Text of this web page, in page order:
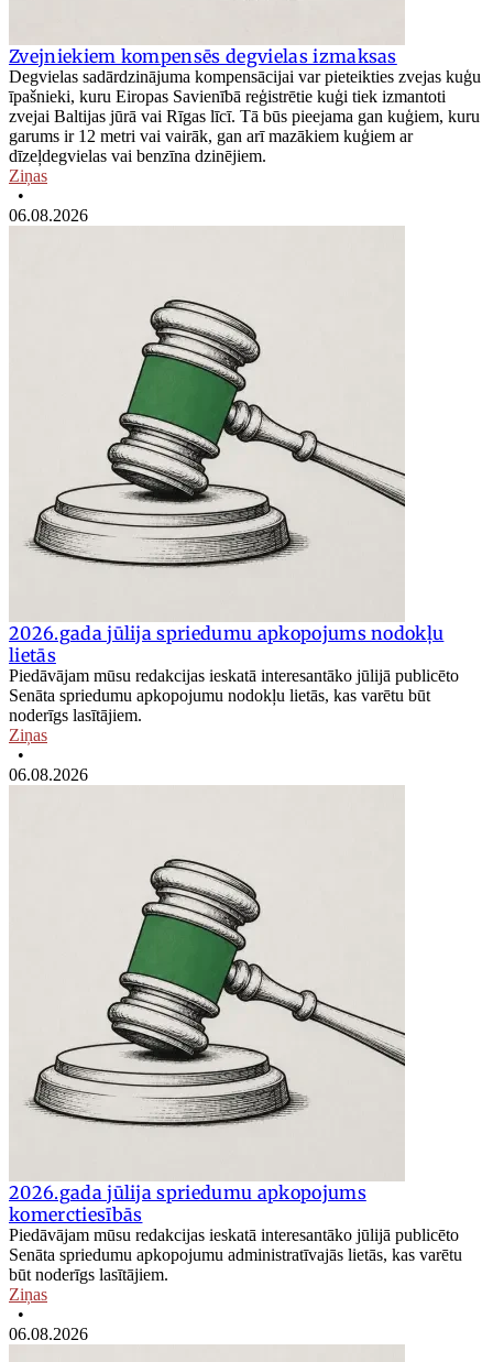
Zvejniekiem kompensēs degvielas izmaksas
Degvielas sadārdzinājuma kompensācijai var pieteikties zvejas kuģu
īpašnieki, kuru Eiropas Savienībā reģistrētie kuģi tiek izmantoti
zvejai Baltijas jūrā vai Rīgas līcī. Tā būs pieejama gan kuģiem, kuru
garums ir 12 metri vai vairāk, gan arī mazākiem kuģiem ar
dīzeļdegvielas vai benzīna dzinējiem.
Ziņas
•
06.08.2026
2026.gada jūlija spriedumu apkopojums nodokļu
lietās
Piedāvājam mūsu redakcijas ieskatā interesantāko jūlijā publicēto
Senāta spriedumu apkopojumu nodokļu lietās, kas varētu būt
noderīgs lasītājiem.
Ziņas
•
06.08.2026
2026.gada jūlija spriedumu apkopojums
komerctiesībās
Piedāvājam mūsu redakcijas ieskatā interesantāko jūlijā publicēto
Senāta spriedumu apkopojumu administratīvajās lietās, kas varētu
būt noderīgs lasītājiem.
Ziņas
•
06.08.2026